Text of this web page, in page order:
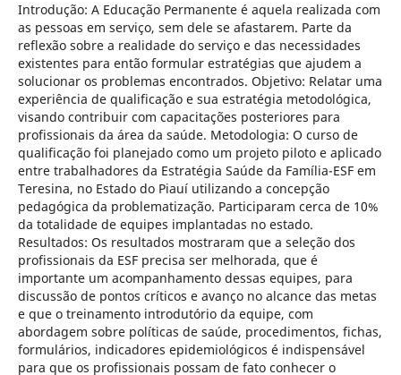
Introdução: A Educação Permanente é aquela realizada com
as pessoas em serviço, sem dele se afastarem. Parte da
reflexão sobre a realidade do serviço e das necessidades
existentes para então formular estratégias que ajudem a
solucionar os problemas encontrados. Objetivo: Relatar uma
experiência de qualificação e sua estratégia metodológica,
visando contribuir com capacitações posteriores para
profissionais da área da saúde. Metodologia: O curso de
qualificação foi planejado como um projeto piloto e aplicado
entre trabalhadores da Estratégia Saúde da Família-ESF em
Teresina, no Estado do Piauí utilizando a concepção
pedagógica da problematização. Participaram cerca de 10%
da totalidade de equipes implantadas no estado.
Resultados: Os resultados mostraram que a seleção dos
profissionais da ESF precisa ser melhorada, que é
importante um acompanhamento dessas equipes, para
discussão de pontos críticos e avanço no alcance das metas
e que o treinamento introdutório da equipe, com
abordagem sobre políticas de saúde, procedimentos, fichas,
formulários, indicadores epidemiológicos é indispensável
para que os profissionais possam de fato conhecer o